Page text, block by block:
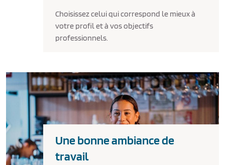
Choisissez celui qui correspond le mieux à
votre profil et à vos objectifs
professionnels.
Une bonne ambiance de
travail